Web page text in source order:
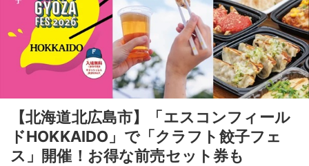
【北海道北広島市】「エスコンフィール
ドHOKKAIDO」で「クラフト餃子フェ
ス」開催！お得な前売セット券も